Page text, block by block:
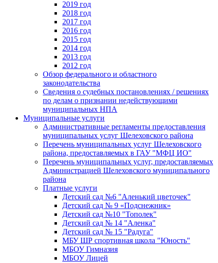
2019 год
2018 год
2017 год
2016 год
2015 год
2014 год
2013 год
2012 год
Обзор федерального и областного
законодательства
Сведения о судебных постановлениях / решениях
по делам о признании недействующими
муниципальных НПА
Муниципальные услуги
Административные регламенты предоставления
муниципальных услуг Шелеховского района
Перечень муниципальных услуг Шелеховского
района, предоставляемых в ГАУ "МФЦ ИО"
Перечень муниципальных услуг, предоставляемых
Администрацией Шелеховского муниципального
района
Платные услуги
Детский сад №6 "Аленький цветочек"
Детский сад № 9 «Подснежник»
Детский сад №10 "Тополек"
Детский сад № 14 "Аленка"
Детский сад № 15 "Радуга"
МБУ ШР спортивная школа "Юность"
МБОУ Гимназия
МБОУ Лицей